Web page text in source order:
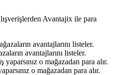
Avantajix ile para
avantajlarını listeler.
o mağazadan para alır.